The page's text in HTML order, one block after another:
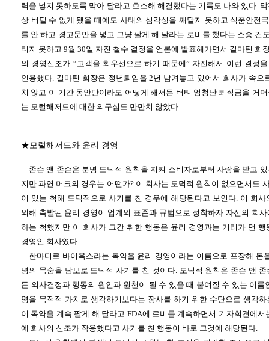
력을 넣지 못하도록 막아 달라고 호소해 해결했다는 기록도 나와 있다.
상 버틸 수 없게 됐을 때에도 사태의 심각성을 깨달지 못하고 식품안전
를 안 하고 경고문만을 넣고 그냥 팔게 해 달라는 로비를 했다는 소송 건
티지 못하고 9월 30일 자진 철수 결정을 언론에 발표해가면서 길마틴 회
의 경영신조가 “고객을 최우선으로 하기 때문에” 자진해서 이런 결정
인용했다. 길마틴 회장은 정년퇴임을 2년 남겨놓고 있어서 회사가 속으
치 않고 이 기간 동안만이라도 어떻게 해서든 버텨 엄청난 퇴직금을 거
는 모럴해저드에 대한 의구심도 만만치 않았다.
★모럴해저드와 윤리 경영
존슨 앤 존슨은 분명 도덕적 원칙을 지켜 소비자로부터 사랑을 받고
지만 과연 머크의 경우는 어떤가? 이 회사는 도덕적 원칙이 없으면서도
이 있는 척해 도덕적으로 사기를 친 경우에 해당된다고 보인다. 이 회
의해 촉발된 윤리 경영이 업계의 표준과 규범으로 정착하자 자신의 회
하는 척했지만 이 회사가 그간 취한 행동은 윤리 경영과는 거리가 먼
경영인 회사였다.
한마디로 바이옥스라는 독약을 윤리 경영이라는 이름으로 포장해 돈
명의 목숨을 담보로 도덕적 사기를 친 것이다. 도덕적 원칙은 존슨 앤
든 의사결정과 행동의 원인과 원천이 될 수 있을 때 붙여질 수 있는 이름
영을 목적적 가치로 생각하기보다는 장사를 하기 위한 수단으로 생각
이 독약을 계속 팔게 해 달라고 FDA에 로비를 계속하면서 기자회견에
에 회사의 신조가 작용했다고 사기를 친 행동이 바로 그것에 해당된다.